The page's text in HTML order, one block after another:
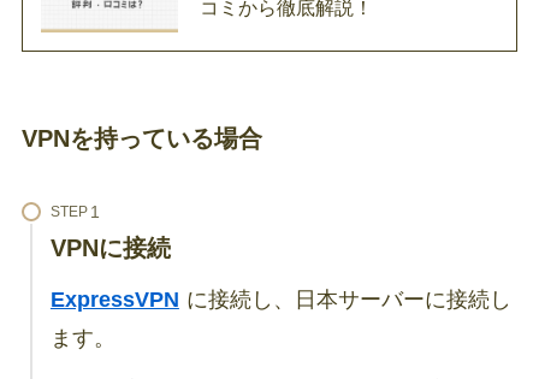
コミから徹底解説！
VPNを持っている場合
STEP
VPNに接続
ExpressVPN に接続し、日本サーバーに接続し
ます。